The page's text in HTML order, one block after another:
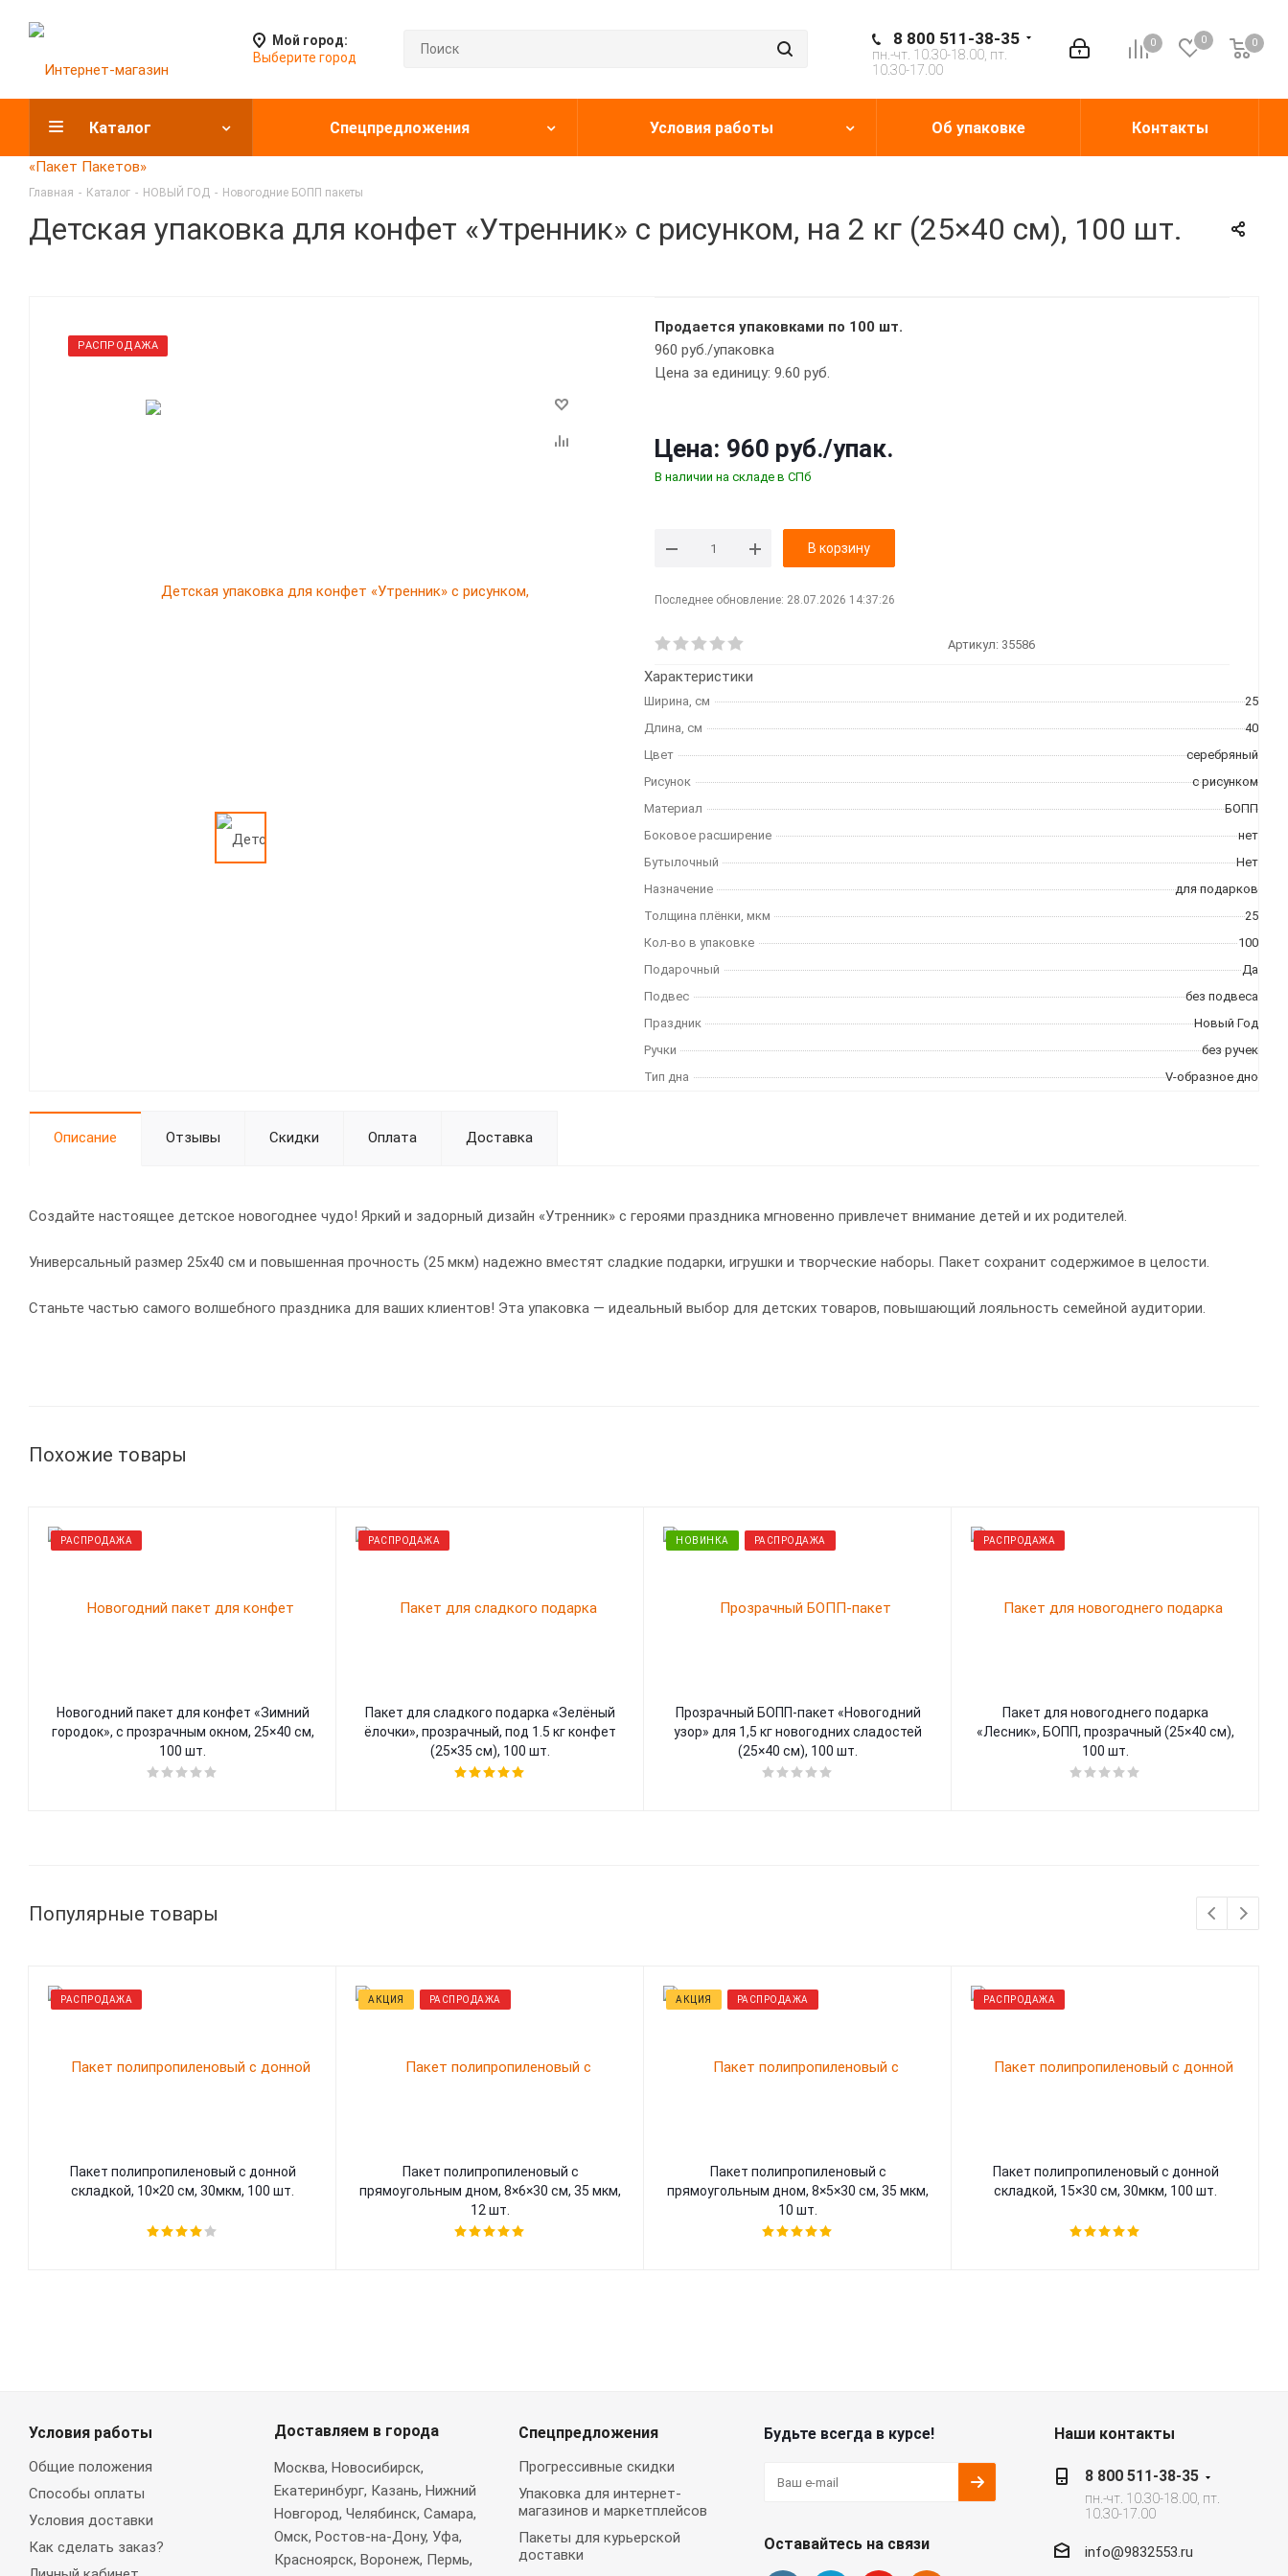
Мой город:
Выберите город
0 0 0
0
8 800 511-38-35
пн.-чт. 10.30-18.00, пт.
10.30-17.00
Каталог Спецпредложения Условия работы Об упаковке Контакты
Главная - Каталог - НОВЫЙ ГОД - Новогодние БОПП пакеты
Детская упаковка для конфет «Утренник» с рисунком, на 2 кг (25×40 см), 100 шт.
РАСПРОДАЖА
Продается упаковками по 100 шт.
960 руб./упаковка
Цена за единицу: 9.60 руб.
Цена: 960 руб./упак.
В наличии на складе в СПб
В корзину
Последнее обновление: 28.07.2026 14:37:26
Артикул: 35586
Характеристики
Ширина, см
25
Длина, см
40
Цвет
серебряный
Рисунок
с рисунком
Материал
БОПП
Боковое расширение
нет
Бутылочный
Нет
Назначение
для подарков
Толщина плёнки, мкм
25
Кол-во в упаковке
100
Подарочный
Да
Подвес
без подвеса
Праздник
Новый Год
Ручки
без ручек
Тип дна
V-образное дно
Описание Отзывы Скидки Оплата Доставка
Создайте настоящее детское новогоднее чудо! Яркий и задорный дизайн «Утренник» с героями праздника мгновенно привлечет внимание детей и их родителей.
Универсальный размер 25x40 см и повышенная прочность (25 мкм) надежно вместят сладкие подарки, игрушки и творческие наборы. Пакет сохранит содержимое в целости.
Станьте частью самого волшебного праздника для ваших клиентов! Эта упаковка — идеальный выбор для детских товаров, повышающий лояльность семейной аудитории.
Похожие товары
РАСПРОДАЖА
Новогодний пакет для конфет «Зимний
городок», с прозрачным окном, 25×40 см,
100 шт.
РАСПРОДАЖА
Пакет для сладкого подарка «Зелёный
ёлочки», прозрачный, под 1.5 кг конфет
(25×35 см), 100 шт.
НОВИНКА РАСПРОДАЖА
Прозрачный БОПП-пакет «Новогодний
узор» для 1,5 кг новогодних сладостей
(25×40 см), 100 шт.
РАСПРОДАЖА
Пакет для новогоднего подарка
«Лесник», БОПП, прозрачный (25×40 см),
100 шт.
Популярные товары
РАСПРОДАЖА
Пакет полипропиленовый с донной
складкой, 10×20 см, 30мкм, 100 шт.
АКЦИЯ РАСПРОДАЖА
Пакет полипропиленовый с
прямоугольным дном, 8×6×30 см, 35 мкм,
12 шт.
АКЦИЯ РАСПРОДАЖА
Пакет полипропиленовый с
прямоугольным дном, 8×5×30 см, 35 мкм,
10 шт.
РАСПРОДАЖА
Пакет полипропиленовый с донной
складкой, 15×30 см, 30мкм, 100 шт.
Условия работы
Общие положения
Способы оплаты
Условия доставки
Как сделать заказ?
Доставляем в города
Москва, Новосибирск,
Екатеринбург, Казань, Нижний
Новгород, Челябинск, Самара,
Омск, Ростов-на-Дону, Уфа,
Красноярск, Воронеж, Пермь,
Спецпредложения
Прогрессивные скидки
Упаковка для интернет-
магазинов и маркетплейсов
Пакеты для курьерской
доставки
Будьте всегда в курсе!
Оставайтесь на связи
Наши контакты
8 800 511-38-35
пн.-чт. 10.30-18.00, пт.
10.30-17.00
info@9832553.ru